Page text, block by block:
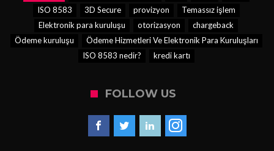
ISO 8583
3D Secure provizyon
Temassız işlem
Elektronik para kuruluşu
otorizasyon
chargeback
Ödeme kuruluşu
Ödeme Hizmetleri Ve Elektronik Para Kuruluşları
ISO 8583 nedir?
kredi kartı
FOLLOW US